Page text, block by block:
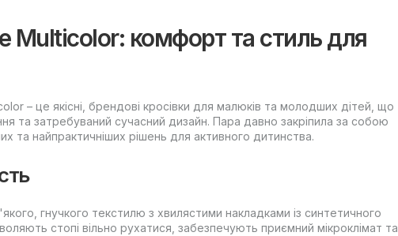
Multicolor: комфорт та стиль для
– це якісні, брендові кросівки для малюків та молодших дітей, що
та затребуваний сучасний дизайн. Пара давно закріпила за собою
та найпрактичніших рішень для активного дитинства.
гнучкого текстилю з хвилястими накладками із синтетичного
стопі вільно рухатися, забезпечують приємний мікроклімат та